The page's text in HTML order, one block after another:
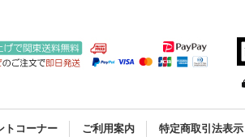
トコーナー ご利用案内 特定商取引法表示